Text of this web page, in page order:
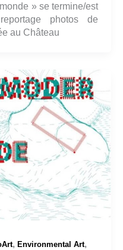
» se termine/est
photos de
au Château
, Environmental Art,